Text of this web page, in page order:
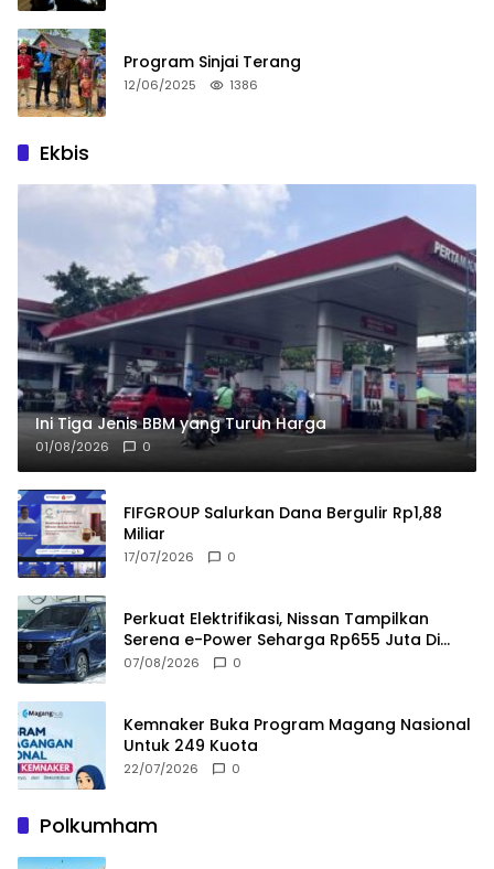
Program Sinjai Terang
12/06/2025 1386
Ekbis
Ini Tiga Jenis BBM yang Turun Harga
01/08/2026 0
FIFGROUP Salurkan Dana Bergulir Rp1,88
Miliar
17/07/2026 0
Perkuat Elektrifikasi, Nissan Tampilkan
Serena e-Power Seharga Rp655 Juta Di
GIIAS 2026
07/08/2026 0
Kemnaker Buka Program Magang Nasional
Untuk 249 Kuota
22/07/2026 0
Polkumham